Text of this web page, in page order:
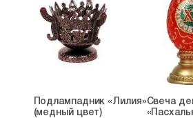
Подлампадник «Лилия»
(медный цвет)
Свеча